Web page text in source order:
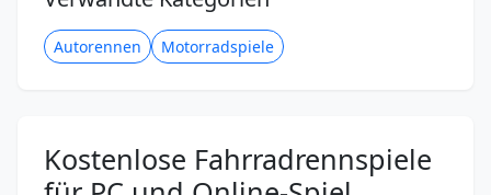
Autorennen Motorradspiele
Kostenlose Fahrradrennspiele